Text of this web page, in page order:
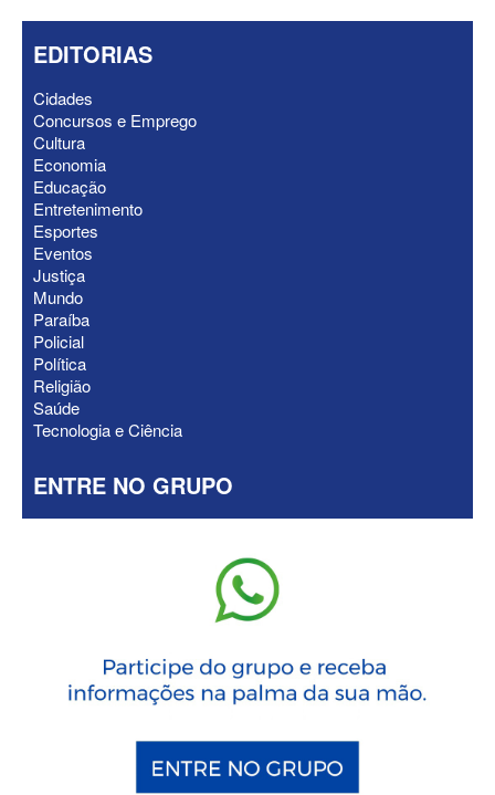
ELEIÇÕES 2026 - “Muitas surpresas
virão”, diz Lucas Ribeiro sobre escolha
do nome do vice
EDITORIAS
Cidades
Concursos e Emprego
Cultura
Economia
Educação
Entretenimento
Esportes
Eventos
Justiça
Mundo
Paraíba
Policial
Política
Religião
Saúde
Tecnologia e Ciência
ENTRE NO GRUPO